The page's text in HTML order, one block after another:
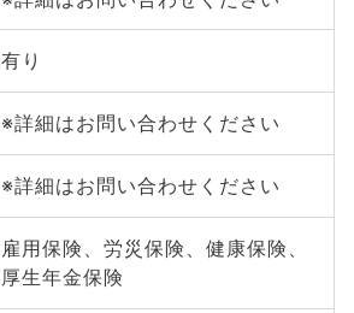
有り
※詳細はお問い合わせください
※詳細はお問い合わせください
雇用保険、労災保険、健康保険、
厚生年金保険